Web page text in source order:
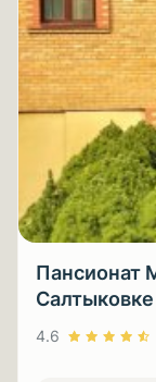
Пансионат
Салтыковке
4.6